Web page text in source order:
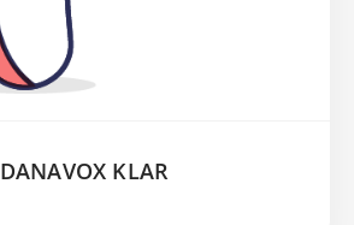
DANAVOX KLAR